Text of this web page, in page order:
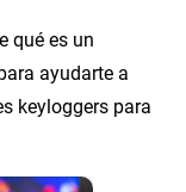
qué es un
ayudarte a
keyloggers para